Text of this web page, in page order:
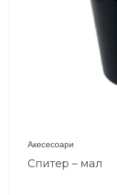
Акесесоари
Спитер – мал